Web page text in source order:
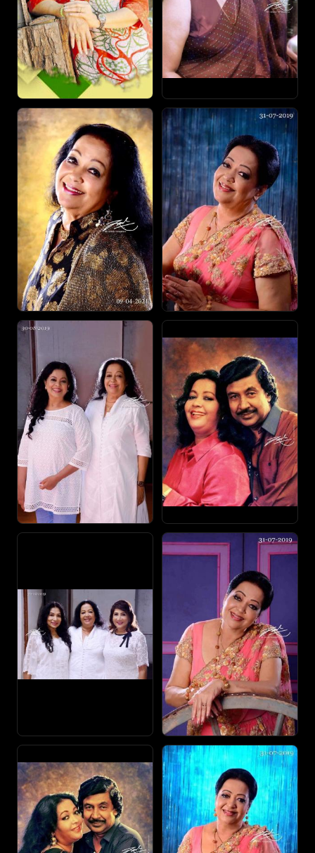
ඇගයීම් නම් මගේ ප්‍රේක්ෂකයන්ගෙන් ඕනෑ තරම්
තියෙනවා. සුදු පිරුවට චිත්‍රපටයට සම්මානයක් ඔන්න
මෙන්න තියෙද්දී මට ලැබුණේ නැහැ. ඒ ගැන හරි
කනගාටුයි. ඒකට මට ලැබුණේ කුසලතා සම්මානයක්
විතරයි. පසුව නම් මට සම්මාන කීපයක්ම ලැබුණා. ඒ
එක්කම මේ පසුගියදා පැවති සුමති සම්මාන උළෙලේදීත්
මට ජීවිතේ එක් වරක් පිදෙන යාවජීව සම්මානය
ලැබුණා.
මම කලාවට අමතරව රූපලාවණ්‍ය ක්ෂේත්‍රයේ
නියැළුණා. 1980 රූපලාවණ්‍ය ගැන මම ඉගෙන ගත්තා.
මම ඒ ගැන අධ්‍යාපනයක් ලැබුවේ ඉන්දියාව,
සිංගප්පූරුව, කැනඩාව වගේ රටවලින්.
මම ඇත්තටම සතුටු වෙනවා. මම රෝයිගේ චිත්‍රපටවල
තමයි වැඩියෙන්ම රඟපෑවේ. ප්‍රේක්ෂකයෝ නම් අහනවා
ඇයි දැන් රඟපාන්නේ නැත්තේ කියලා. මට හොඳ
ගැළපෙන චරිතයක් ලැබුණාම රඟපාන්න
බලාපොරොත්තුවෙන් ඉන්නවා.
අනුෂා රණසිංහ
Sumana was born on 21 February 1948 in Katugastota,
Kandy, Sri Lanka as the second child in a family with six
siblings. Hi father worked in the Inland Revenue
Department. Since her family could not stay in Kandy, they
came to Colombo and stayed in a rented house in Mt.
Lavinia. She first went to the Mount Lavinia Buddhist Girls'
College and later to Kalubowila Buddhaghosha Maha
Vidyalaya. She has one sister and four brothers.
Amarasinghe was married to Roy de Silva, who was also a
renowned actor and director. She met de Silva during the
1969 film Hathara Peraliya. The wedding was celebrated
on 30 August 1975. The couple have two children. De
Silva died on 30 June 2018 while treated for a heart attack
at Sri Jayawardenepura General Hospital. His remains
were buried on 2 July 2018 at Borella Cemetery.
In 2014, Amarasinghe was admitted to the hospital due to
sudden illness. During her tour to India for a film, she is
known to have had a drink which contained a poison. It
has affected her liver as well as her heart. At one point her
heart even stopped. This germ has not entered her brain
and she recovered slowly. She currently works at her own